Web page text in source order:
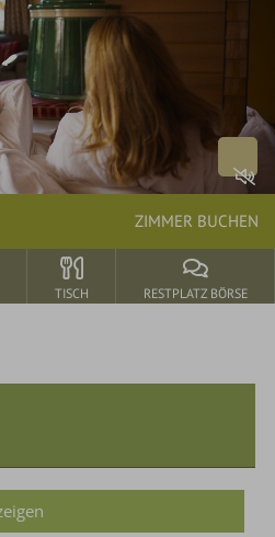
ZIMMER BUCHEN
TISCH RESTPLATZ BÖRSE